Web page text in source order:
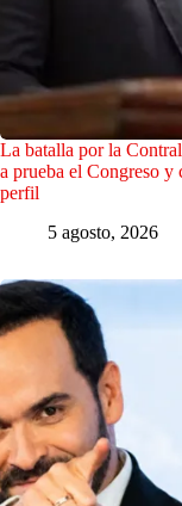
La batalla por la
a prueba el Congreso y
perfil
5 agosto, 2026